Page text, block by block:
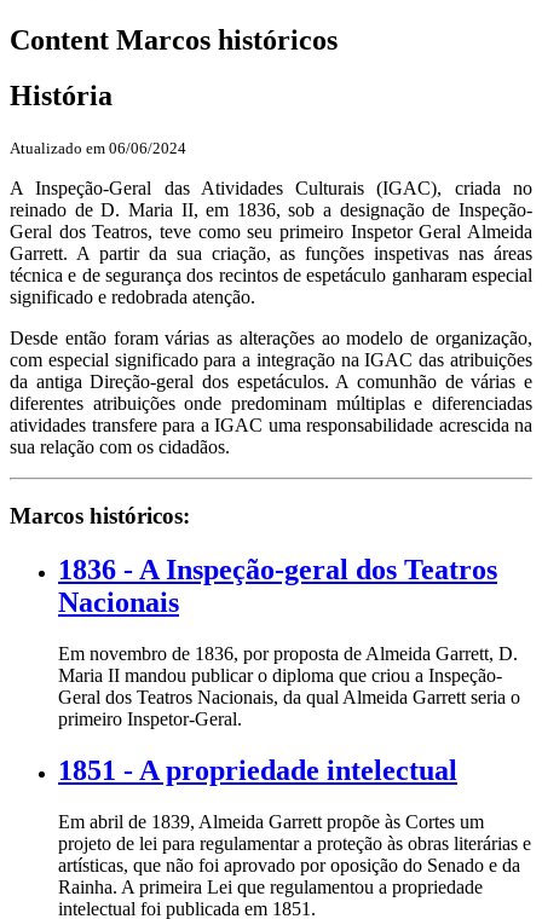
Content Marcos históricos
História
Atualizado em 06/06/2024
A Inspeção-Geral das Atividades Culturais (IGAC), criada no
reinado de D. Maria II, em 1836, sob a designação de Inspeção-
Geral dos Teatros, teve como seu primeiro Inspetor Geral Almeida
Garrett. A partir da sua criação, as funções inspetivas nas áreas
técnica e de segurança dos recintos de espetáculo ganharam especial
significado e redobrada atenção.
Desde então foram várias as alterações ao modelo de organização,
com especial significado para a integração na IGAC das atribuições
da antiga Direção-geral dos espetáculos. A comunhão de várias e
diferentes atribuições onde predominam múltiplas e diferenciadas
atividades transfere para a IGAC uma responsabilidade acrescida na
sua relação com os cidadãos.
Marcos históricos:
1836 - A Inspeção-geral dos Teatros
Nacionais
Em novembro de 1836, por proposta de Almeida Garrett, D.
Maria II mandou publicar o diploma que criou a Inspeção-
Geral dos Teatros Nacionais, da qual Almeida Garrett seria o
primeiro Inspetor-Geral.
1851 - A propriedade intelectual
Em abril de 1839, Almeida Garrett propõe às Cortes um
projeto de lei para regulamentar a proteção às obras literárias e
artísticas, que não foi aprovado por oposição do Senado e da
Rainha. A primeira Lei que regulamentou a propriedade
intelectual foi publicada em 1851.